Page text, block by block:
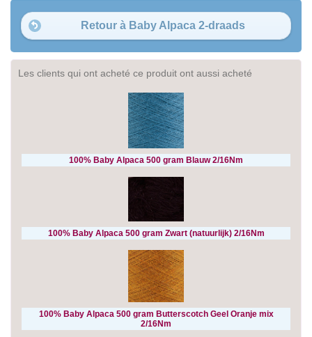
Retour à Baby Alpaca 2-draads
Les clients qui ont acheté ce produit ont aussi acheté
100% Baby Alpaca 500 gram Blauw 2/16Nm
100% Baby Alpaca 500 gram Zwart (natuurlijk) 2/16Nm
100% Baby Alpaca 500 gram Butterscotch Geel Oranje mix
2/16Nm